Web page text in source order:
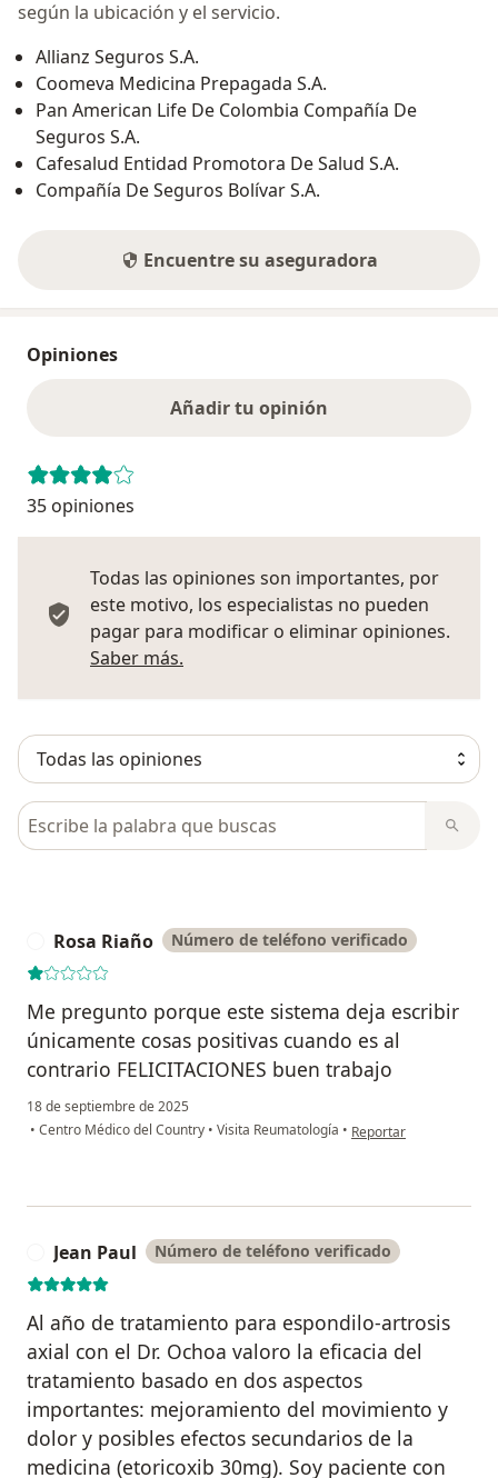
según la ubicación y el servicio.
Allianz Seguros S.A.
Coomeva Medicina Prepagada S.A.
Pan American Life De Colombia Compañía De
Seguros S.A.
Cafesalud Entidad Promotora De Salud S.A.
Compañía De Seguros Bolívar S.A.
Encuentre su aseguradora
Opiniones
Añadir tu opinión
35 opiniones
Todas las opiniones son importantes, por
este motivo, los especialistas no pueden
pagar para modificar o eliminar opiniones.
Saber más.
Busca en opiniones
Rosa Riaño Número de teléfono verificado
Me pregunto porque este sistema deja escribir
únicamente cosas positivas cuando es al
contrario FELICITACIONES buen trabajo
18 de septiembre de 2025
• Centro Médico del Country • Visita Reumatología • en opinión del usuario
Reportar
Jean Paul Número de teléfono verificado
Al año de tratamiento para espondilo-artrosis
axial con el Dr. Ochoa valoro la eficacia del
tratamiento basado en dos aspectos
importantes: mejoramiento del movimiento y
dolor y posibles efectos secundarios de la
medicina (etoricoxib 30mg). Soy paciente con